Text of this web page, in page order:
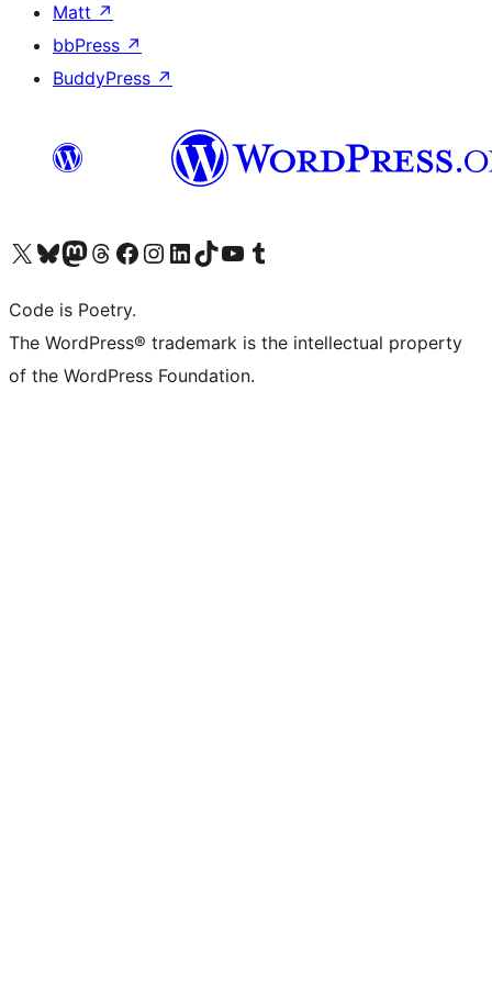
Matt ↗
bbPress ↗
BuddyPress ↗
Visita il nostro account X (ex Twitter)
Visita il nostro account Bluesky
Visita il nostro account Mastodon
Visita il nostro account Threads
Visita la nostra pagina Facebook
Visita il nostro account Instagram
Visita il nostro account LinkedIn
Visita il nostro account TikTok
Visita il nostro canale YouTube
Visita il nostro account Tumblr
Code is Poetry.
The WordPress® trademark is the intellectual property
of the WordPress Foundation.